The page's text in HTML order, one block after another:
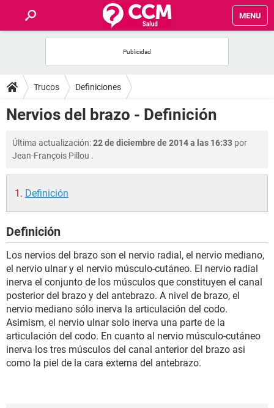
MENU
FOROS
SALUD
FAMILIA
NUTRICIÓN
SEXUALIDAD
GLOSARIO
Trucos Definiciones
Nervios del brazo - Definición
Última actualización:22 de diciembre de 2014 a las 16:33 por
Jean-François Pillou .
Definición
Definición
Los nervios del brazo son el nervio radial, el nervio mediano,
el nervio ulnar y el nervio músculo-cutáneo. El nervio radial
inerva el conjunto de los músculos que constituyen el canal
posterior del brazo y del antebrazo. A nivel de brazo, el
nervio mediano sólo inerva la articulación del codo.
Asimism, el nervio ulnar solo inerva una parte de la
articulación del codo. En cuanto al nervio músculo-cutáneo
inerva los tres músculos del canal anterior del brazo asi
como la piel de la cara externa del antebrazo.